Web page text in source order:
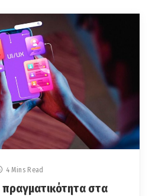
4 Mins Read
στα